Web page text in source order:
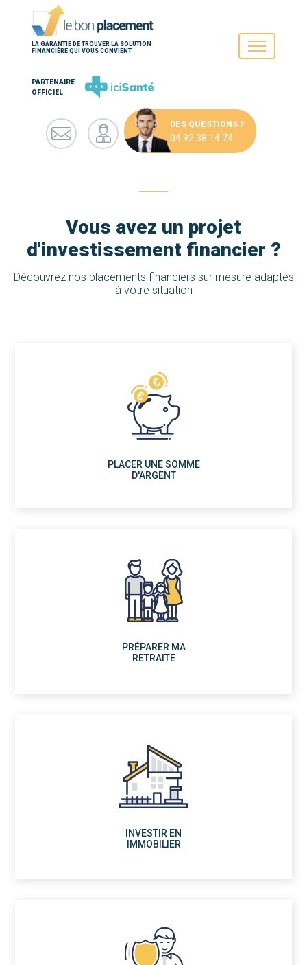
LA GARANTIE DE TROUVER LA SOLUTION
FINANCIÈRE QUI VOUS CONVIENT
PARTENAIRE
OFFICIEL
DES QUESTIONS ?
04 92 38 14 74
Vous avez un projet
d'investissement financier ?
Découvrez nos placements financiers sur mesure adaptés
à votre situation
PLACER UNE SOMME
D'ARGENT
PRÉPARER MA
RETRAITE
INVESTIR EN
IMMOBILIER